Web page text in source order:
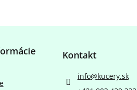
Kontakt
info@kucery.sk